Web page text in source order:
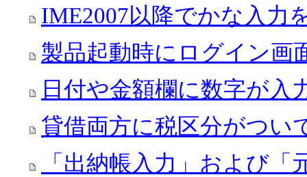
IME2007以降でかな入力
製品起動時にログイン画
日付や金額欄に数字が入
貸借両方に税区分がつい
「出納帳入力」および